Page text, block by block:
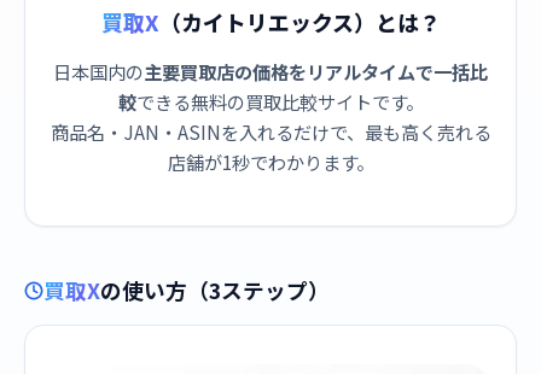
買取X （カイトリエックス）とは？
日本国内の主要買取店の価格をリアルタイムで一括比
較できる無料の買取比較サイトです。
商品名・JAN・ASINを入れるだけで、最も高く売れる
店舗が1秒でわかります。
買取Xの使い方（3ステップ）